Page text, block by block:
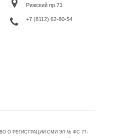
Рижский пр.71
+7 (8112) 62-80-54
О РЕГИСТРАЦИИ СМИ ЭЛ № ФС 77-